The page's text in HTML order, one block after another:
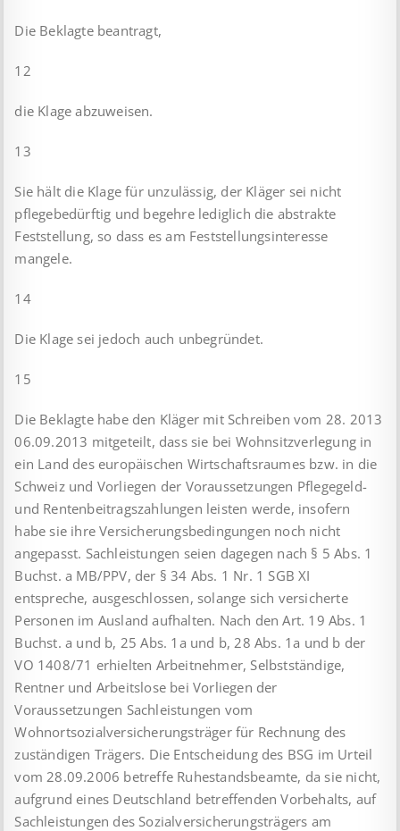
Die Beklagte beantragt,
12
die Klage abzuweisen.
13
Sie hält die Klage für unzulässig, der Kläger sei nicht
pflegebedürftig und begehre lediglich die abstrakte
Feststellung, so dass es am Feststellungsinteresse
mangele.
14
Die Klage sei jedoch auch unbegründet.
15
Die Beklagte habe den Kläger mit Schreiben vom 28. 2013
06.09.2013 mitgeteilt, dass sie bei Wohnsitzverlegung in
ein Land des europäischen Wirtschaftsraumes bzw. in die
Schweiz und Vorliegen der Voraussetzungen Pflegegeld-
und Rentenbeitragszahlungen leisten werde, insofern
habe sie ihre Versicherungsbedingungen noch nicht
angepasst. Sachleistungen seien dagegen nach § 5 Abs. 1
Buchst. a MB/PPV, der § 34 Abs. 1 Nr. 1 SGB XI
entspreche, ausgeschlossen, solange sich versicherte
Personen im Ausland aufhalten. Nach den Art. 19 Abs. 1
Buchst. a und b, 25 Abs. 1a und b, 28 Abs. 1a und b der
VO 1408/71 erhielten Arbeitnehmer, Selbstständige,
Rentner und Arbeitslose bei Vorliegen der
Voraussetzungen Sachleistungen vom
Wohnortsozialversicherungsträger für Rechnung des
zuständigen Trägers. Die Entscheidung des BSG im Urteil
vom 28.09.2006 betreffe Ruhestandsbeamte, da sie nicht,
aufgrund eines Deutschland betreffenden Vorbehalts, auf
Sachleistungen des Sozialversicherungsträgers am